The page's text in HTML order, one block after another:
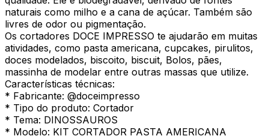
naturais como milho e a cana de açúcar. Também são
livres de odor ou pigmentação.
Os cortadores DOCE IMPRESSO te ajudarão em muitas
atividades, como pasta americana, cupcakes, pirulitos,
doces modelados, biscoito, biscuit, Bolos, pães,
massinha de modelar entre outras massas que utilize.
Características técnicas:
* Fabricante: @doceimpresso
* Tipo do produto: Cortador
* Tema: DINOSSAUROS
* Modelo: KIT CORTADOR PASTA AMERICANA